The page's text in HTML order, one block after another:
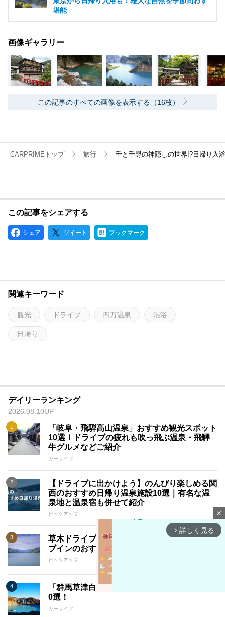
堪能
画像ギャラリー
この記事のすべての画像を表示する（16枚）
CARPRIMEトップ 旅行 千と千尋の神隠しの世界!?日帰り入
この記事をシェアする
シェア ツイート ブックマーク
関連キーワード
観光 ドライブ 四万温泉 混浴
日帰り
デイリーランキング
2026.08.10UP
「岐阜・飛騨高山温泉」おすすめ観光スポット
10選！ドライブの疲れも吹っ飛ぶ温泉・飛騨
牛グルメなどご紹介
カーライフ
【ドライブに出かけよう】のんびり楽しめる関
西のおすすめ日帰り温泉施設10選｜有名な温
泉地と温泉宿も併せて紹介
ピックアップ
草木ドライブインの見どころ3選｜草木ドライ
ブインのおすすめお土産もご紹介
ピックアップ
「群馬草津白根山」のおすすめ観光スポット1
0選！
カーライフ
close
arrow_forward_ios 詳しく見る